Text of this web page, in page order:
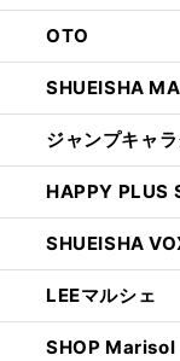
OTO
SHUEISHA
ジャンプキャ
HAPPY PLUS
SHUEISHA
LEEマルシェ
SHOP Marisol